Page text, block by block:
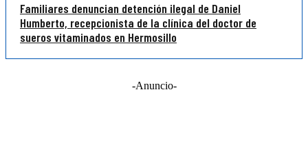
Familiares denuncian detención ilegal de Daniel
Humberto, recepcionista de la clínica del doctor de
sueros vitaminados en Hermosillo
-Anuncio-